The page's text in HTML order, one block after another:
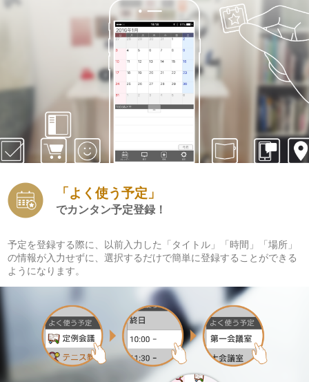
「よく使う予定」
でカンタン予定登録！
予定を登録する際に、以前入力した「タイトル」「時間」「場所」
の情報が入力せずに、選択するだけで簡単に登録することができる
ようになります。